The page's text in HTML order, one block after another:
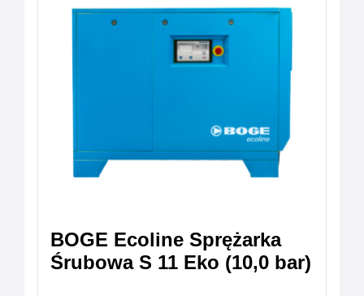
BOGE Ecoline Sprężarka
Śrubowa S 11 Eko (10,0 bar)